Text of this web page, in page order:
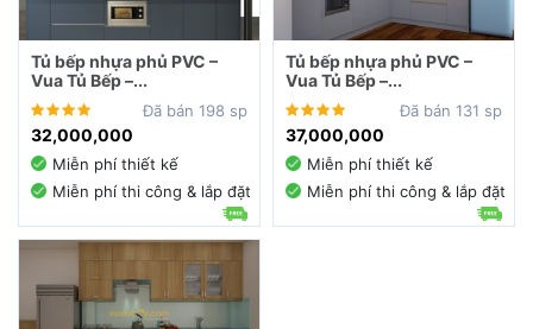
Tủ bếp nhựa phủ PVC –
Vua Tủ Bếp –...
Đã bán 198 sp
32,000,000
Miễn phí thiết kế
Miễn phí thi công & lắp đặt
Tủ bếp nhựa phủ PVC –
Vua Tủ Bếp –...
Đã bán 131 sp
37,000,000
Miễn phí thiết kế
Miễn phí thi công & lắp đặt